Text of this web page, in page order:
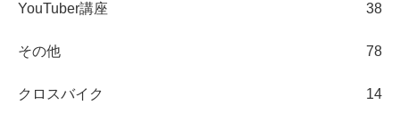
YouTuber講座 38
その他 78
クロスバイク 14